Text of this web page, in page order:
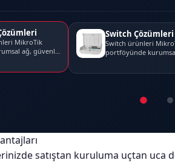
MikroTik
ağ, güvenlik
Switch Çözümleri
Switch ürünleri
portföyünde
satıştan kuruluma uçtan uca